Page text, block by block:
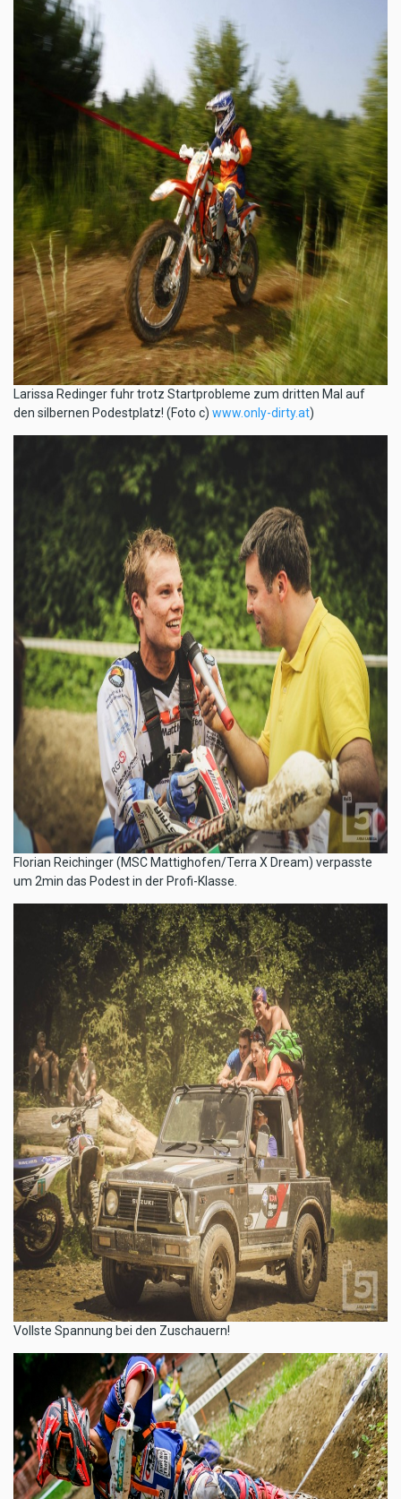
​Larissa Redinger fuhr trotz Startprobleme zum dritten Mal auf
den silbernen Podestplatz! (Foto c) www.only-dirty.at)
​Florian Reichinger (MSC Mattighofen/Terra X Dream) verpasste
um 2min das Podest in der Profi-Klasse.
Vollste Spannung bei den Zuschauern!